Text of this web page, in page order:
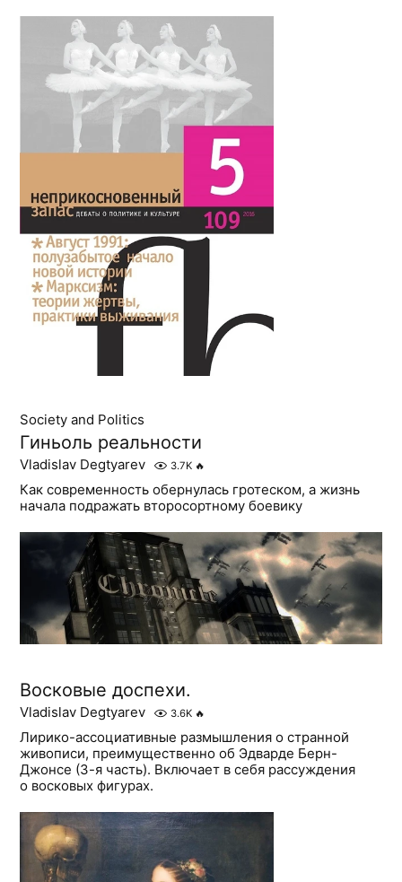
Society and Politics
Гиньоль реальности
Vladislav Degtyarev 3.7K 🔥
Как современность обернулась гротеском, а жизнь
начала подражать второсортному боевику
Восковые доспехи.
Vladislav Degtyarev 3.6K 🔥
Лирико-ассоциативные размышления о странной
живописи, преимущественно об Эдварде Берн-
Джонсе (3-я часть). Включает в себя рассуждения
о восковых фигурах.